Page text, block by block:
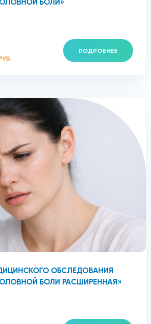
БОЛИ»
ПОДРОБНЕЕ
ОБСЛЕДОВАНИЯ
БОЛИ РАСШИРЕННАЯ»